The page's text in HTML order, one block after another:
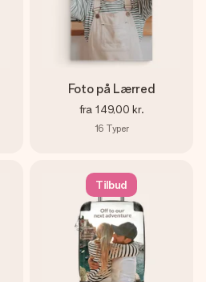
Foto på Lærred
fra 149,00 kr.
16 Typer
Tilbud